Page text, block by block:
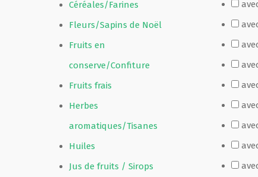
Céréales/Farines
Fleurs/Sapins de Noël
Fruits en
conserve/Confiture
Fruits frais
Herbes
aromatiques/Tisanes
Huiles
Jus de fruits / Sirops
Fête Marché Paysan